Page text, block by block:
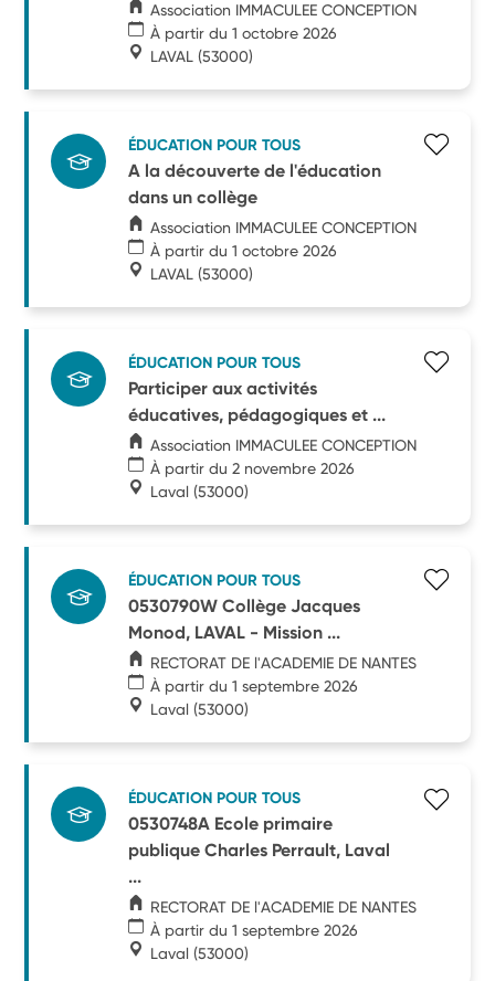
Association IMMACULEE CONCEPTION
À partir du 1 octobre 2026
LAVAL (53000)
ÉDUCATION POUR TOUS
A la découverte de l'éducation
dans un collège
Association IMMACULEE CONCEPTION
À partir du 1 octobre 2026
LAVAL (53000)
ÉDUCATION POUR TOUS
Participer aux activités
éducatives, pédagogiques et ...
Association IMMACULEE CONCEPTION
À partir du 2 novembre 2026
Laval (53000)
ÉDUCATION POUR TOUS
0530790W Collège Jacques
Monod, LAVAL - Mission ...
RECTORAT DE l'ACADEMIE DE NANTES
À partir du 1 septembre 2026
Laval (53000)
ÉDUCATION POUR TOUS
0530748A Ecole primaire
publique Charles Perrault, Laval
...
RECTORAT DE l'ACADEMIE DE NANTES
À partir du 1 septembre 2026
Laval (53000)